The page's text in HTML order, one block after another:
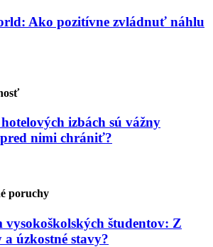
Ako pozitívne zvládnuť náhlu
izbách sú vážny
nimi chrániť?
poruchy
vysokoškolských študentov: Z
úzkostné stavy?